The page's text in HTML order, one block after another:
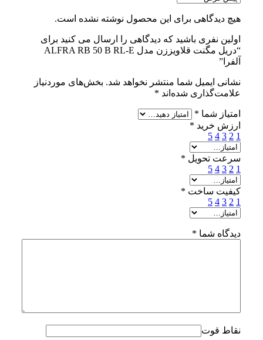
هیچ دیدگاهی برای این محصول نوشته نشده است.
اولین نفری باشید که دیدگاهی را ارسال می کنید برای
“دریل مگنت قلاویززن مدل ALFRA RB 50 B RL-E
آلفرا”
نشانی ایمیل شما منتشر نخواهد شد. بخش‌های موردنیاز
علامت‌گذاری شده‌اند *
امتیاز شما *
ارزش خرید *
1
2
3
4
5
سرعت تحویل *
1
2
3
4
5
کیفیت ساخت *
1
2
3
4
5
دیدگاه شما *
نقاط قوت